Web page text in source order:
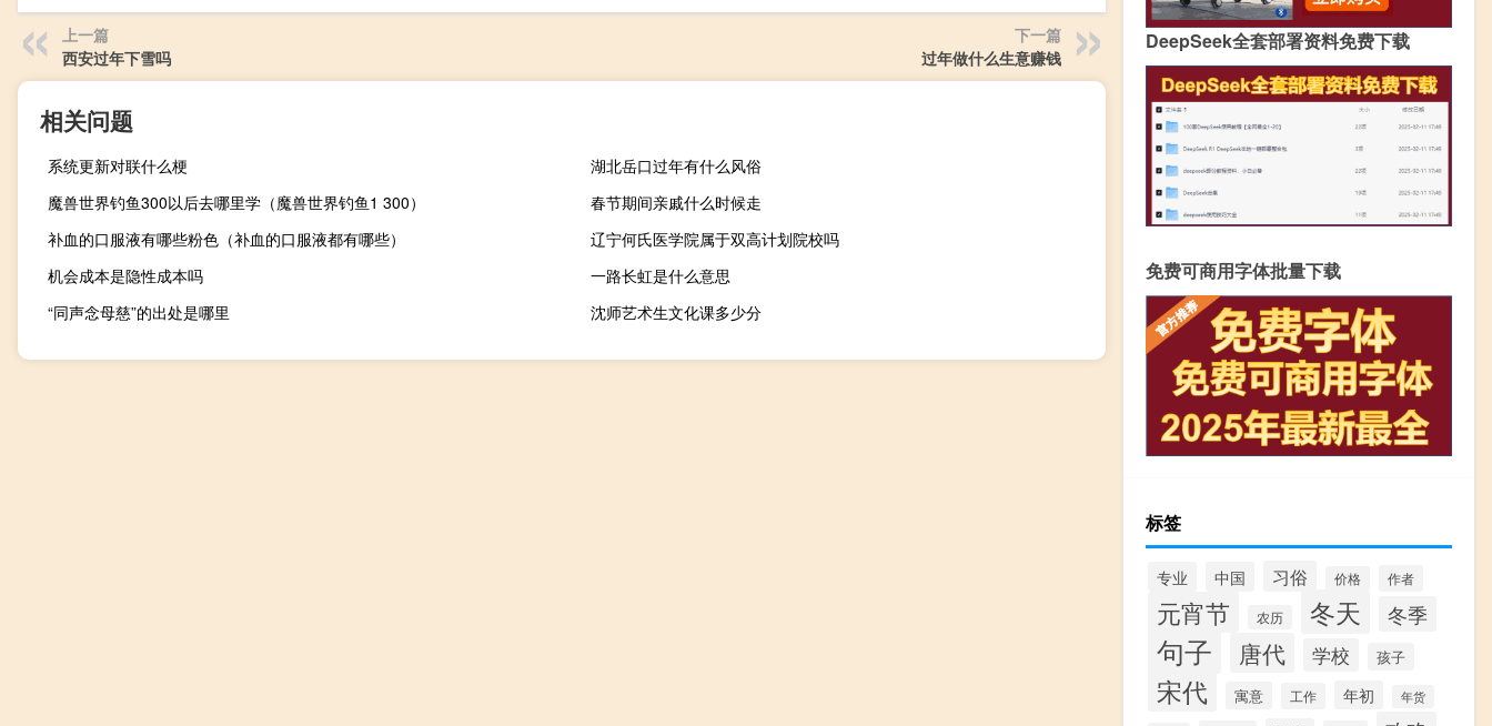
上一篇
西安过年下雪吗
下一篇
过年做什么生意赚钱
相关问题
系统更新对联什么梗
湖北岳口过年有什么风俗
魔兽世界钓鱼300以后去哪里学（魔兽世界钓鱼1 300）
春节期间亲戚什么时候走
补血的口服液有哪些粉色（补血的口服液都有哪些）
辽宁何氏医学院属于双高计划院校吗
机会成本是隐性成本吗
一路长虹是什么意思
“同声念母慈”的出处是哪里
沈师艺术生文化课多少分
DeepSeek全套部署资料免费下载
免费可商用字体批量下载
标签
专业 中国 习俗 价格 作者
元宵节 农历 冬天 冬季
句子 唐代 学校 孩子
宋代 寓意 工作 年初 年货